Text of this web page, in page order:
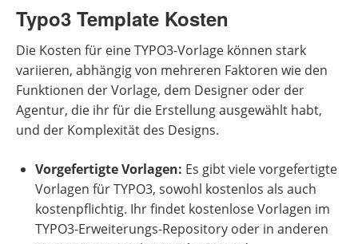
Typo3 Template Kosten
Die Kosten für eine TYPO3-Vorlage können stark
variieren, abhängig von mehreren Faktoren wie den
Funktionen der Vorlage, dem Designer oder der
Agentur, die ihr für die Erstellung ausgewählt habt,
und der Komplexität des Designs.
Vorgefertigte Vorlagen: Es gibt viele vorgefertigte
Vorlagen für TYPO3, sowohl kostenlos als auch
kostenpflichtig. Ihr findet kostenlose Vorlagen im
TYPO3-Erweiterungs-Repository oder in anderen